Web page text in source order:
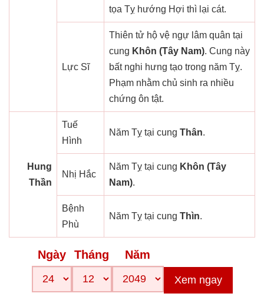
tọa Tỵ hướng Hợi thì lại cát.
Lực Sĩ
Thiên tử hộ vệ ngự lâm quân tại
cung Khôn (Tây Nam). Cung này
bất nghi hưng tạo trong năm Tỵ.
Phạm nhằm chủ sinh ra nhiều
chứng ôn tật.
Hung
Thần
Tuế
Hình
Năm Tỵ tại cung Thân.
Nhị Hắc
Năm Tỵ tại cung Khôn (Tây
Nam).
Bệnh
Phù
Năm Tỵ tại cung Thìn.
Ngày Tháng Năm
Xem ngay